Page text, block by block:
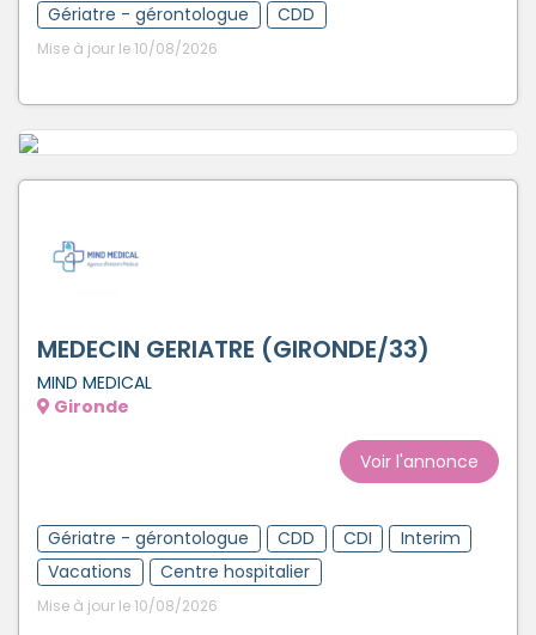
Gériatre - gérontologue CDD
Mise à jour le 10/08/2026
MEDECIN GERIATRE (GIRONDE/33)
MIND MEDICAL
Gironde
Voir l'annonce
Gériatre - gérontologue CDD CDI
Interim
Vacations
Centre hospitalier
Mise à jour le 10/08/2026